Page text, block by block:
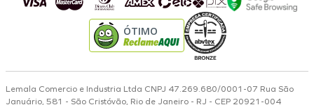
ÓTIMO
Lemala Comercio e Industria Ltda CNPJ 47.269.680/0001-07 Rua São
Januário, 581 - São Cristóvão, Rio de Janeiro - RJ - CEP 20921-004